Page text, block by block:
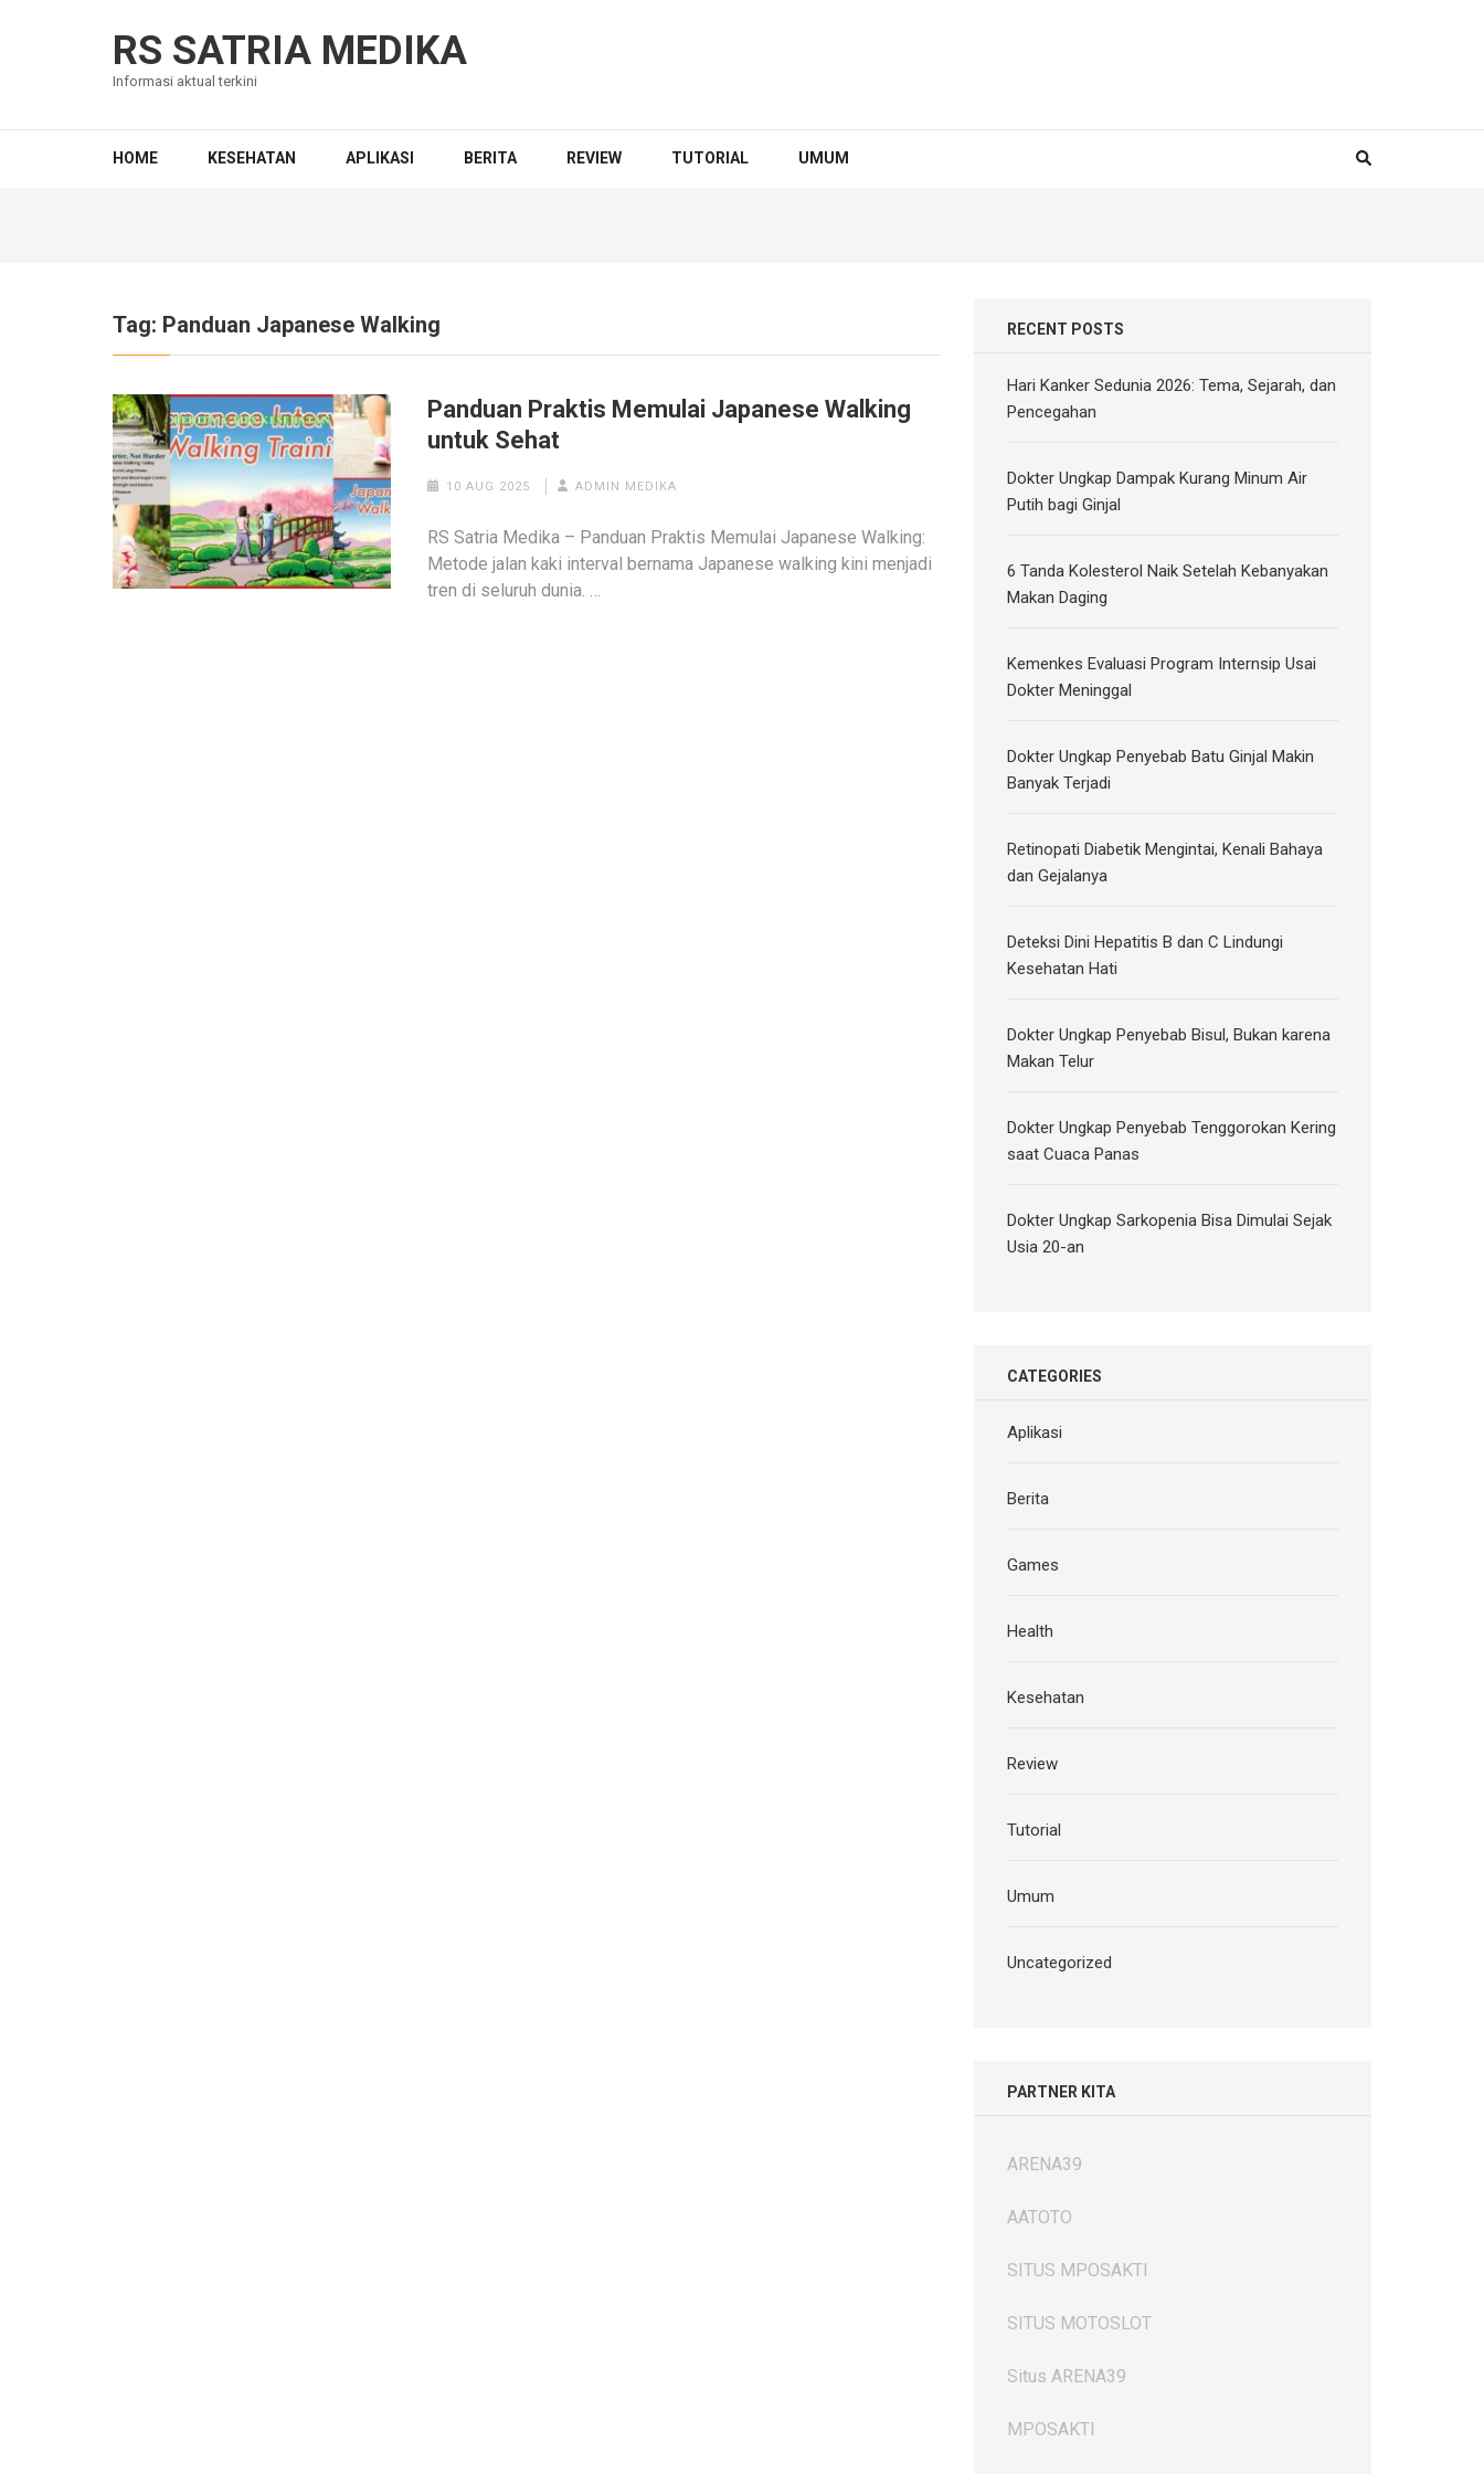
RS SATRIA MEDIKA
Informasi aktual terkini
HOME KESEHATAN APLIKASI BERITA REVIEW TUTORIAL UMUM
Tag: Panduan Japanese Walking
Panduan Praktis Memulai Japanese Walking
untuk Sehat
10 AUG 2025 ADMIN MEDIKA
RS Satria Medika – Panduan Praktis Memulai Japanese Walking:
Metode jalan kaki interval bernama Japanese walking kini menjadi
tren di seluruh dunia. …
RECENT POSTS
Hari Kanker Sedunia 2026: Tema, Sejarah, dan
Pencegahan
Dokter Ungkap Dampak Kurang Minum Air
Putih bagi Ginjal
6 Tanda Kolesterol Naik Setelah Kebanyakan
Makan Daging
Kemenkes Evaluasi Program Internsip Usai
Dokter Meninggal
Dokter Ungkap Penyebab Batu Ginjal Makin
Banyak Terjadi
Retinopati Diabetik Mengintai, Kenali Bahaya
dan Gejalanya
Deteksi Dini Hepatitis B dan C Lindungi
Kesehatan Hati
Dokter Ungkap Penyebab Bisul, Bukan karena
Makan Telur
Dokter Ungkap Penyebab Tenggorokan Kering
saat Cuaca Panas
Dokter Ungkap Sarkopenia Bisa Dimulai Sejak
Usia 20-an
CATEGORIES
Aplikasi
Berita
Games
Health
Kesehatan
Review
Tutorial
Umum
Uncategorized
PARTNER KITA
ARENA39
AATOTO
SITUS MPOSAKTI
SITUS MOTOSLOT
Situs ARENA39
MPOSAKTI